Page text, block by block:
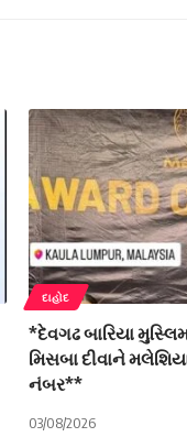
દાહોદ
*દેવગઢ બારિયા
મિસબા દીવાને
નંબર**
03/08/2026